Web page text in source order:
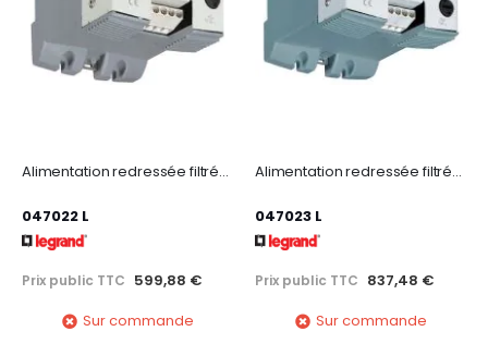
Alimentation redressée filtrée monophasée entrée 230-400V~ sortie 24V= - 60W
047022 L
Prix public TTC 599,88 €
Sur commande
Alimentation redressée filtrée monophasée 230-400V~/sortie 24V= - 120W - 5A
047023 L
Prix public TTC 837,48 €
Sur commande